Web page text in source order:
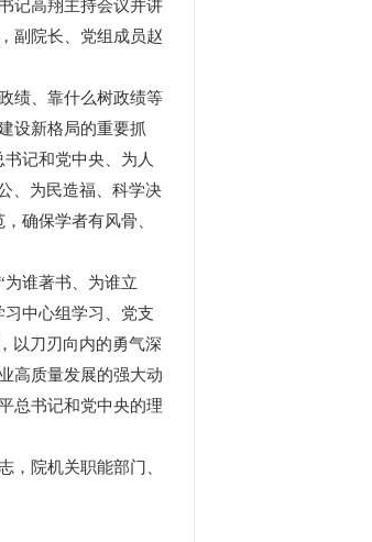
记高翔主持会议并讲
副院长、党组成员赵
绩、靠什么树政绩等
设新格局的重要抓
记和党中央、为人
、为民造福、科学决
确保学者有风骨、
谁著书、为谁立
中心组学习、党支
以刀刃向内的勇气深
高质量发展的强大动
总书记和党中央的理
院机关职能部门、